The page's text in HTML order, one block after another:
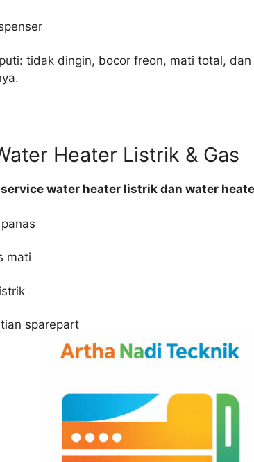
tidak dingin, bocor freon, mati total, dan
Heater Listrik & Gas
service water heater listrik dan water
mati
sparepart